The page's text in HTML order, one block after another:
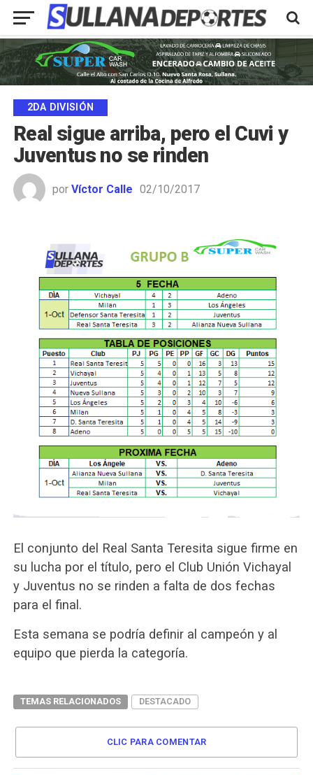
2DA DIVISIÓN
Real sigue arriba, pero el Cuvi y
Juventus no se rinden
por Víctor Calle 02/10/2017
El conjunto del Real Santa Teresita sigue firme en
su lucha por el título, pero el Club Unión Vichayal
y Juventus no se rinden a falta de dos fechas
para el final.
Esta semana se podría definir al campeón y al
equipo que pierda la categoría.
TEMAS RELACIONADOS DESTACADO
CLIC PARA COMENTAR